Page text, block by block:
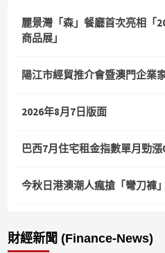
麗景灣「森」餐廳首次亮相「
商品展」
陽江市經貿推介會暨澳門企業
2026年8月7日版面
巴西7月住宅租金指數單月勁漲
今秋日港澳潮人瘋搶「彎刀褲」
財經新聞 (Finance-News)